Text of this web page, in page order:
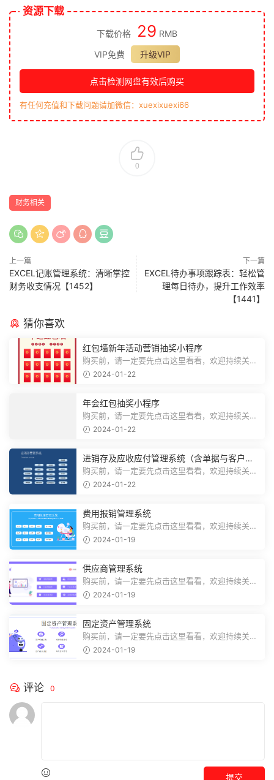
资源下载
下载价格 29 RMB
VIP免费
升级VIP
点击检测网盘有效后购买
有任何充值和下载问题请加微信：xuexixuexi66
0
财务相关
上一篇
EXCEL记账管理系统：清晰掌控
财务收支情况【1452】
下一篇
EXCEL待办事项跟踪表：轻松管
理每日待办，提升工作效率
【1441】
猜你喜欢
红包墙新年活动营销抽奖小程序
购买前，请一定要先点击这里看看，欢迎持续关
注，精彩模板每天推送预览结束，需要...
2024-01-22
年会红包抽奖小程序
购买前，请一定要先点击这里看看，欢迎持续关
注，精彩模板每天推送预览结束，需要...
2024-01-22
进销存及应收应付管理系统（含单据与客户对
账）
购买前，请一定要先点击这里看看，欢迎持续关
注，精彩模板每天推送预览结束，需要...
2024-01-22
费用报销管理系统
购买前，请一定要先点击这里看看，欢迎持续关
注，精彩模板每天推送预览结束，需要...
2024-01-19
供应商管理系统
购买前，请一定要先点击这里看看，欢迎持续关
注，精彩模板每天推送预览结束，需要...
2024-01-19
固定资产管理系统
购买前，请一定要先点击这里看看，欢迎持续关
注，精彩模板每天推送预览结束，需要...
2024-01-19
评论 0
提交